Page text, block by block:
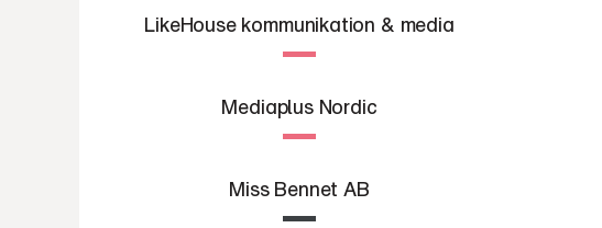
LikeHouse kommunikation & media
Mediaplus Nordic
Miss Bennet AB